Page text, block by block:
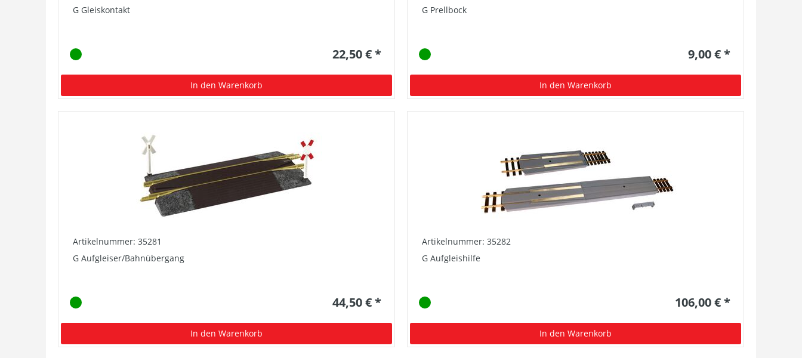
G Gleiskontakt
22,50 € *
In den Warenkorb
G Prellbock
9,00 € *
In den Warenkorb
Artikelnummer: 35281
G Aufgleiser/Bahnübergang
44,50 € *
In den Warenkorb
Artikelnummer: 35282
G Aufgleishilfe
106,00 € *
In den Warenkorb